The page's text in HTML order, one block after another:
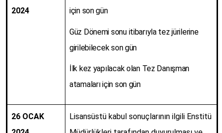
2024
için son gün
Güz Dönemi sonu itibarıyla tez jürilerine
girilebilecek son gün
İlk kez yapılacak olan Tez Danışman
atamaları için son gün
26 OCAK
Lisansüstü kabul sonuçlarının ilgili Enstitü